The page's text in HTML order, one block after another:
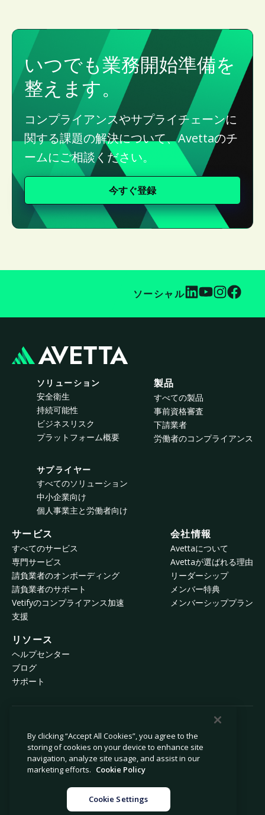
いつでも業務開始準備を
整えます。
コンプライアンスやサプライチェーンに
関する課題の解決について、Avettaのチ
ームにご相談ください。
今すぐ登録
ソーシャル
ソリューション
安全衛生
持続可能性
ビジネスリスク
プラットフォーム概要
サプライヤー
すべてのソリューション
中小企業向け
個人事業主と労働者向け
製品
すべての製品
事前資格審査
下請業者
労働者のコンプライアンス
サービス
すべてのサービス
専門サービス
請負業者のオンボーディング
請負業者のサポート
Vetifyのコンプライアンス加速
支援
会社情報
Avettaについて
Avettaが選ばれる理由
リーダーシップ
メンバー特典
メンバーシッププラン
リソース
ヘルプセンター
ブログ
サポート
© 2026 Avetta, LLC All rights reserved.
プライバシーポリシー
Cookieポリシー
個人情報の販売や共有を禁止
By clicking “Accept All Cookies”, you agree to the
storing of cookies on your device to enhance site
navigation, analyze site usage, and assist in our
marketing efforts. Cookie Policy
Cookie Settings